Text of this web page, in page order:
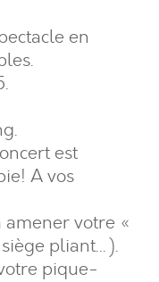
en
est
A vos
amener votre «
pliant…).
pique-